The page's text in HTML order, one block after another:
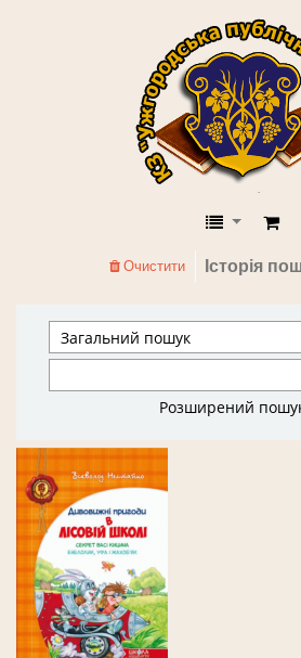
КЗ
Історія
Очистити
Розширений